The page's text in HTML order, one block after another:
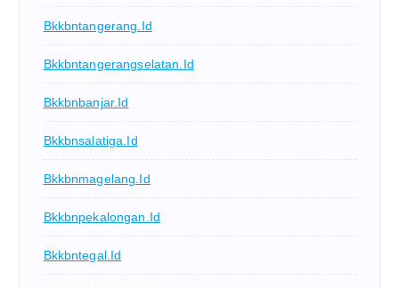
Bkkbntangerang.id
Bkkbntangerangselatan.id
Bkkbnbanjar.id
Bkkbnsalatiga.id
Bkkbnmagelang.id
Bkkbnpekalongan.id
Bkkbntegal.id